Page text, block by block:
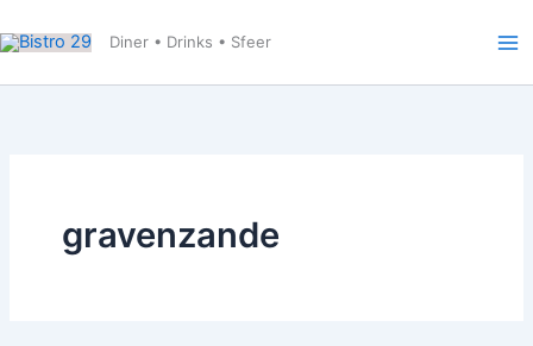
naar
Diner • Drinks • Sfeer
gravenzande